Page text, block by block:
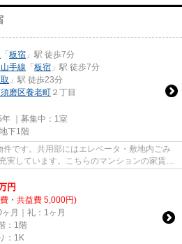
「 板宿 」駅 徒歩7分
手線 「 板宿 」駅 徒歩7分
」駅 徒歩23分
磨区養老町 ２丁目
｜募集中： 1室
下1階
です。共用部にはエレベータ・敷地内ごみ
実しています。こちらのマンションの家賃は
円
・共益費 5,000円)
ヶ月｜礼：1ヶ月
：1階
：1K